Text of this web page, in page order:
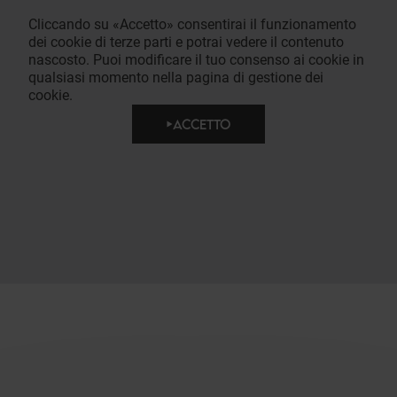
Cliccando su «Accetto» consentirai il funzionamento
dei cookie di terze parti e potrai vedere il contenuto
nascosto. Puoi modificare il tuo consenso ai cookie in
qualsiasi momento nella pagina di gestione dei
cookie.
ACCETTO